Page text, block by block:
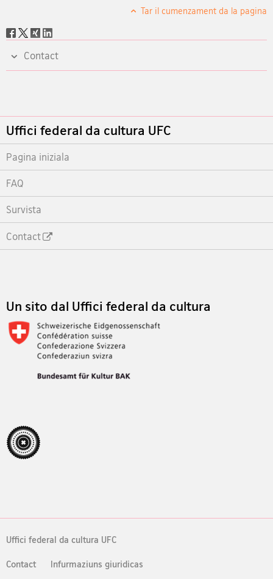
Tar il cumenzament da la pagina
Social
Contact
Footer
Uffici federal da cultura UFC
Pagina iniziala
FAQ
Survista
Contact
Un sito dal Uffici federal da cultura
Uffici federal da cultura UFC
Contact Infurmaziuns giuridicas